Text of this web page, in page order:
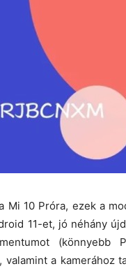
Mi 10 Próra, ezek a
11-et, jó néhány
(könnyebb
valamint a kamerához